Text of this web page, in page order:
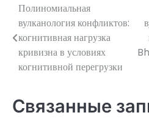
Навигация
по
записям
Полиномиальная
вулканология конфликтов:
когнитивная нагрузка
кривизна в условиях
когнитивной перегрузки
Связанные